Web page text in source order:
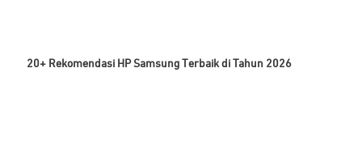
20+ Rekomendasi HP Samsung Terbaik di Tahun 2026